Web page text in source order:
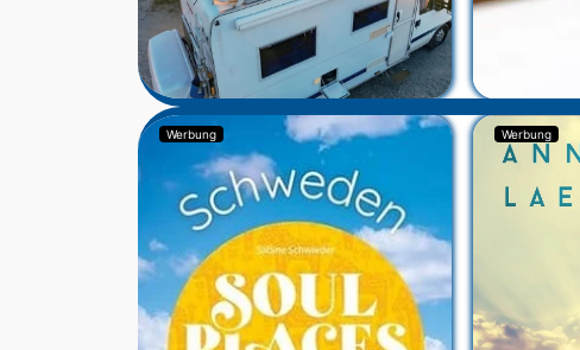
Werbung Werbung